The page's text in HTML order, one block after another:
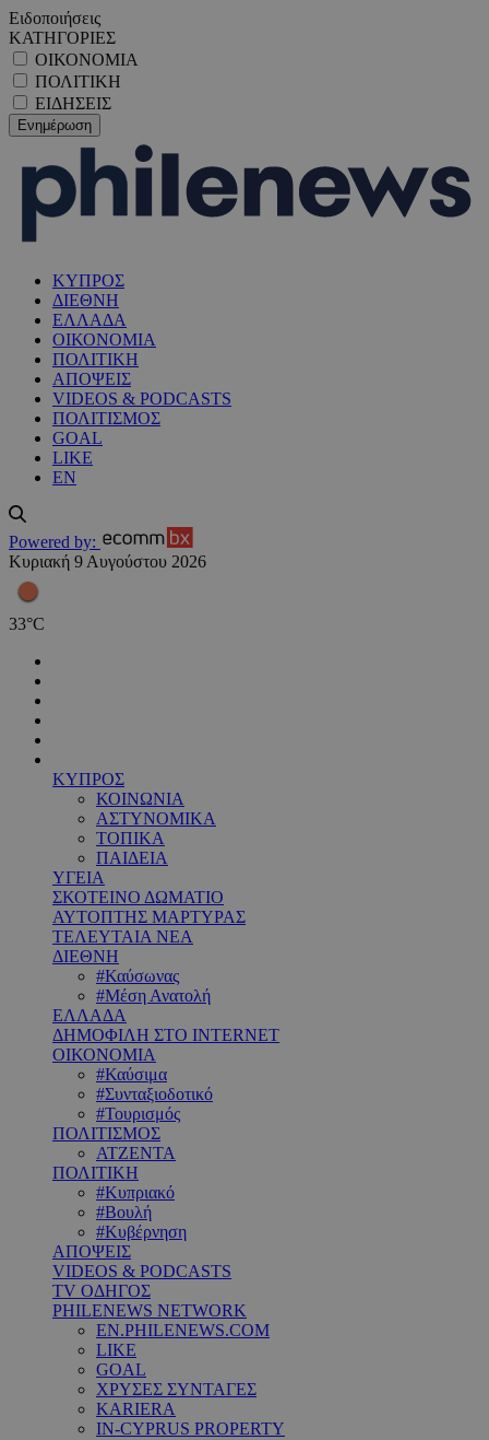
Ειδοποιήσεις
ΚΑΤΗΓΟΡΙΕΣ
ΟΙΚΟΝΟΜΙΑ
ΠΟΛΙΤΙΚΗ
ΕΙΔΗΣΕΙΣ
ΚΥΠΡΟΣ
ΔΙΕΘΝΗ
ΕΛΛΑΔΑ
ΟΙΚΟΝΟΜΙΑ
ΠΟΛΙΤΙΚΗ
ΑΠΟΨΕΙΣ
VIDEOS & PODCASTS
ΠΟΛΙΤΙΣΜΟΣ
GOAL
LIKE
EN
Powered by:
Κυριακή 9 Αυγούστου 2026
33°C
ΚΥΠΡΟΣ
ΚΟΙΝΩΝΙΑ
ΑΣΤΥΝΟΜΙΚΑ
ΤΟΠΙΚΑ
ΠΑΙΔΕΙΑ
ΥΓΕΙΑ
ΣΚΟΤΕΙΝΟ ΔΩΜΑΤΙΟ
ΑΥΤΟΠΤΗΣ ΜΑΡΤΥΡΑΣ
ΤΕΛΕΥΤΑΙΑ ΝΕΑ
ΔΙΕΘΝΗ
#Καύσωνας
#Μέση Ανατολή
ΕΛΛΑΔΑ
ΔΗΜΟΦΙΛΗ ΣΤΟ INTERNET
ΟΙΚΟΝΟΜΙΑ
#Καύσιμα
#Συνταξιοδοτικό
#Τουρισμός
ΠΟΛΙΤΙΣΜΟΣ
ΑΤΖΕΝΤΑ
ΠΟΛΙΤΙΚΗ
#Κυπριακό
#Βουλή
#Κυβέρνηση
ΑΠΟΨΕΙΣ
VIDEOS & PODCASTS
TV ΟΔΗΓΟΣ
PHILENEWS NETWORK
EN.PHILENEWS.COM
LIKE
GOAL
ΧΡΥΣΕΣ ΣΥΝΤΑΓΕΣ
KARIERA
IN-CYPRUS PROPERTY